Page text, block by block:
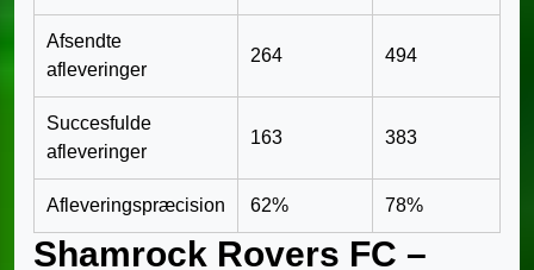
Afsendte
afleveringer
264 494
Succesfulde
afleveringer
163 383
Afleveringspræcision 62% 78%
Shamrock Rovers FC –